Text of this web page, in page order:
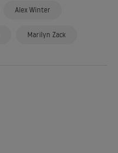
Alex Winter
Marilyn Zack